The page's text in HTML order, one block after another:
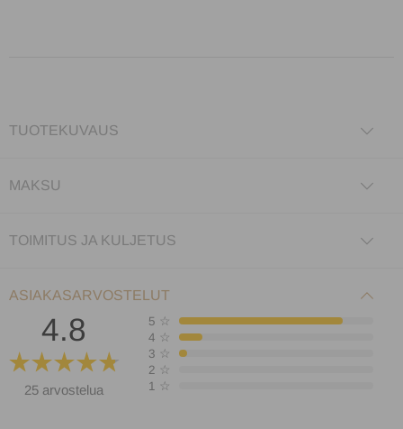
TUOTEKUVAUS
MAKSU
TOIMITUS JA KULJETUS
ASIAKASARVOSTELUT
4.8
25 arvostelua
5 ☆
4 ☆
3 ☆
2 ☆
1 ☆